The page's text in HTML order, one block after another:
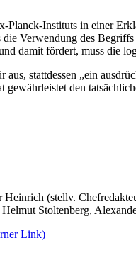
Instituts in einer
Verwendung des
damit fördert, muss die
stattdessen „ein
gewährleistet den
(stellv.
Stoltenberg,
Link)